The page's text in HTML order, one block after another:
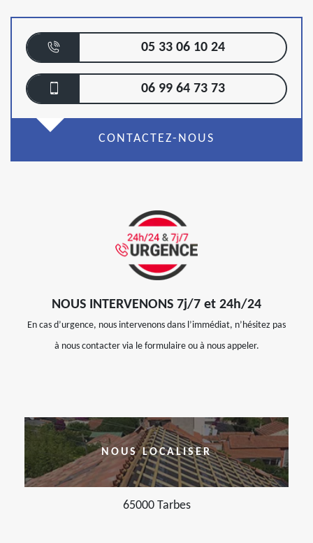
05 33 06 10 24
06 99 64 73 73
CONTACTEZ-NOUS
NOUS INTERVENONS 7j/7 et 24h/24
En cas d’urgence, nous intervenons dans l’immédiat, n’hésitez pas
à nous contacter via le formulaire ou à nous appeler.
NOUS LOCALISER
65000 Tarbes